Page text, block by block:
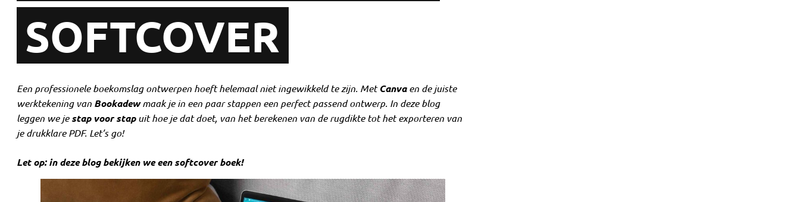
SOFTCOVER
Een professionele boekomslag ontwerpen hoeft helemaal niet ingewikkeld te zijn. MetCanvaen de juiste
werktekening van Bookadewmaak je in een paar stappen een perfect passend ontwerp. In deze blog
leggen we jestap voor stapuit hoe je dat doet, van het berekenen van de rugdikte tot het exporteren van
je drukklare PDF. Let’s go!
Let op: in deze blog bekijken we een softcover boek!